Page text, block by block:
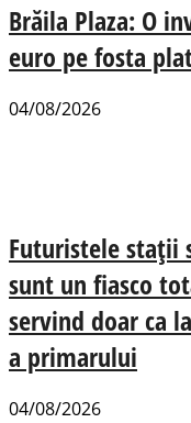
Brăila Plaza: O
euro pe fosta
04/08/2026
Futuristele stații
sunt un fiasco
servind doar ca
a primarului
04/08/2026